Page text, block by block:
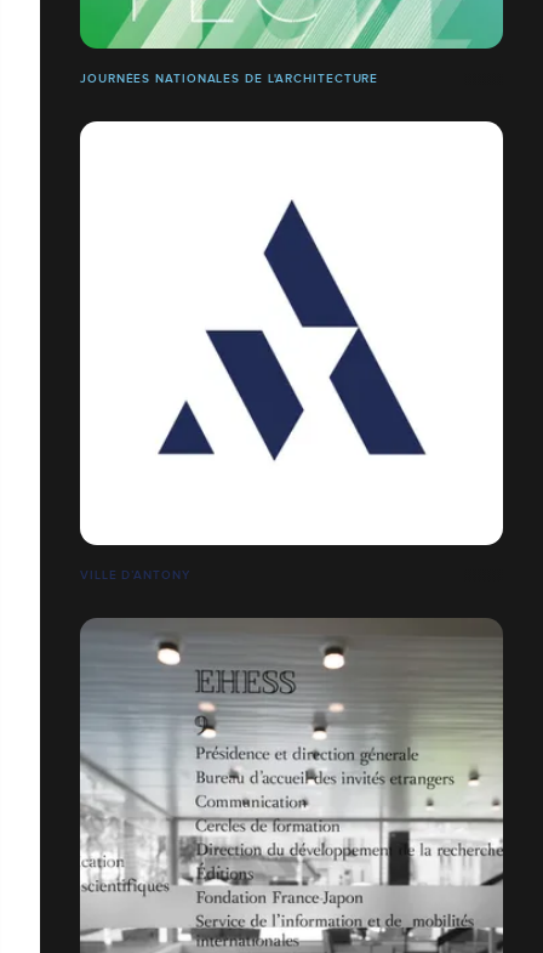
JOURNÉES NATIONALES DE L'ARCHITECTURE
VILLE D’ANTONY